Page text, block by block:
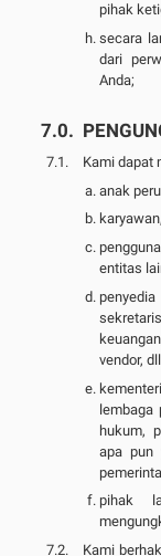
pihak
secara
dari
Anda;
Kami dapat
anak
entitas
vendor,
lembaga
hukum,
apa pun
pihak
Kami